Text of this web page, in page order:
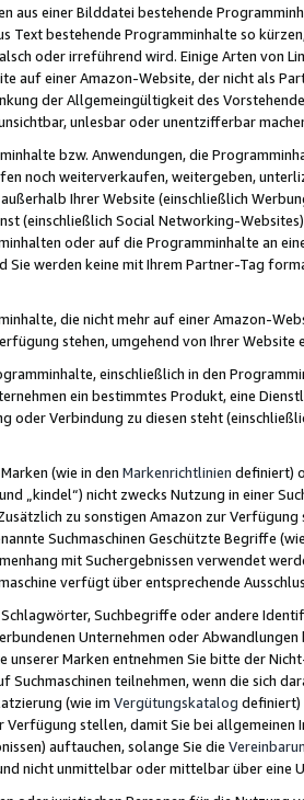
aus einer Bilddatei bestehende
Text bestehende Programminhalte so
oder irreführend wird. Einige Arten von
auf einer Amazon-Website, der nicht als
der Allgemeingültigkeit des
unlesbar oder unentzifferbar
bzw. Anwendungen, die
noch weiterverkaufen, weitergeben,
Ihrer Website (einschließlich
(einschließlich Social Networking-
oder auf die Programminhalte an
Sie werden keine mit Ihrem Partner-Tag
die nicht mehr auf einer Amazon-
stehen, umgehend von Ihrer
einschließlich in den
ein bestimmtes Produkt, eine
oder Verbindung zu diesen steht
(wie in den Markenrichtlinien definiert)
und „kindel“) nicht zwecks Nutzung in einer
zu sonstigen Amazon zur
Suchmaschinen Geschützte Begriffe
mit Suchergebnissen verwendet
verfügt über entsprechende
Suchbegriffe oder andere
Unternehmen oder
unserer Marken entnehmen Sie bitte der
Suchmaschinen teilnehmen, wenn die sich
(wie im Vergütungskatalog definiert)
Verfügung stellen, damit Sie bei
auftauchen, solange Sie die
nicht unmittelbar oder mittelbar über eine